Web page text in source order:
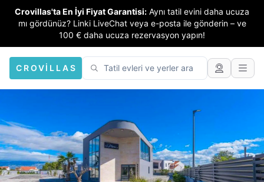
Crovillas'ta En İyi Fiyat Garantisi: Aynı tatil evini daha ucuza
mı gördünüz? Linki LiveChat veya e-posta ile gönderin – ve
100 € daha ucuza rezervasyon yapın!
CROVILLAS